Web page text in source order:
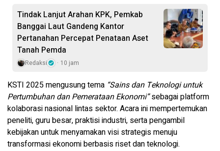
Tindak Lanjut Arahan KPK, Pemkab
Banggai Laut Gandeng Kantor
Pertanahan Percepat Penataan Aset
Tanah Pemda
Redaksi 10 jam
KSTI 2025 mengusung tema “Sains dan Teknologi untuk
Pertumbuhan dan Pemerataan Ekonomi”sebagai platform
kolaborasi nasional lintas sektor. Acara ini mempertemukan
peneliti, guru besar, praktisi industri, serta pengambil
kebijakan untuk menyamakan visi strategis menuju
transformasi ekonomi berbasis riset dan teknologi.